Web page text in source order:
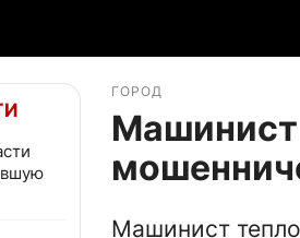
ГОРОД
Машинист
Машинист